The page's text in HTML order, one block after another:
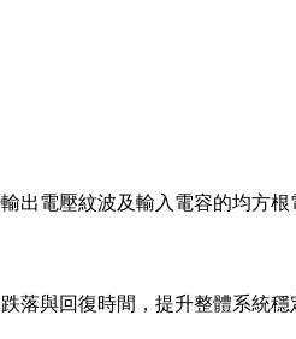
電壓紋波及輸入電容的均方根
落與回復時間，提升整體系統穩